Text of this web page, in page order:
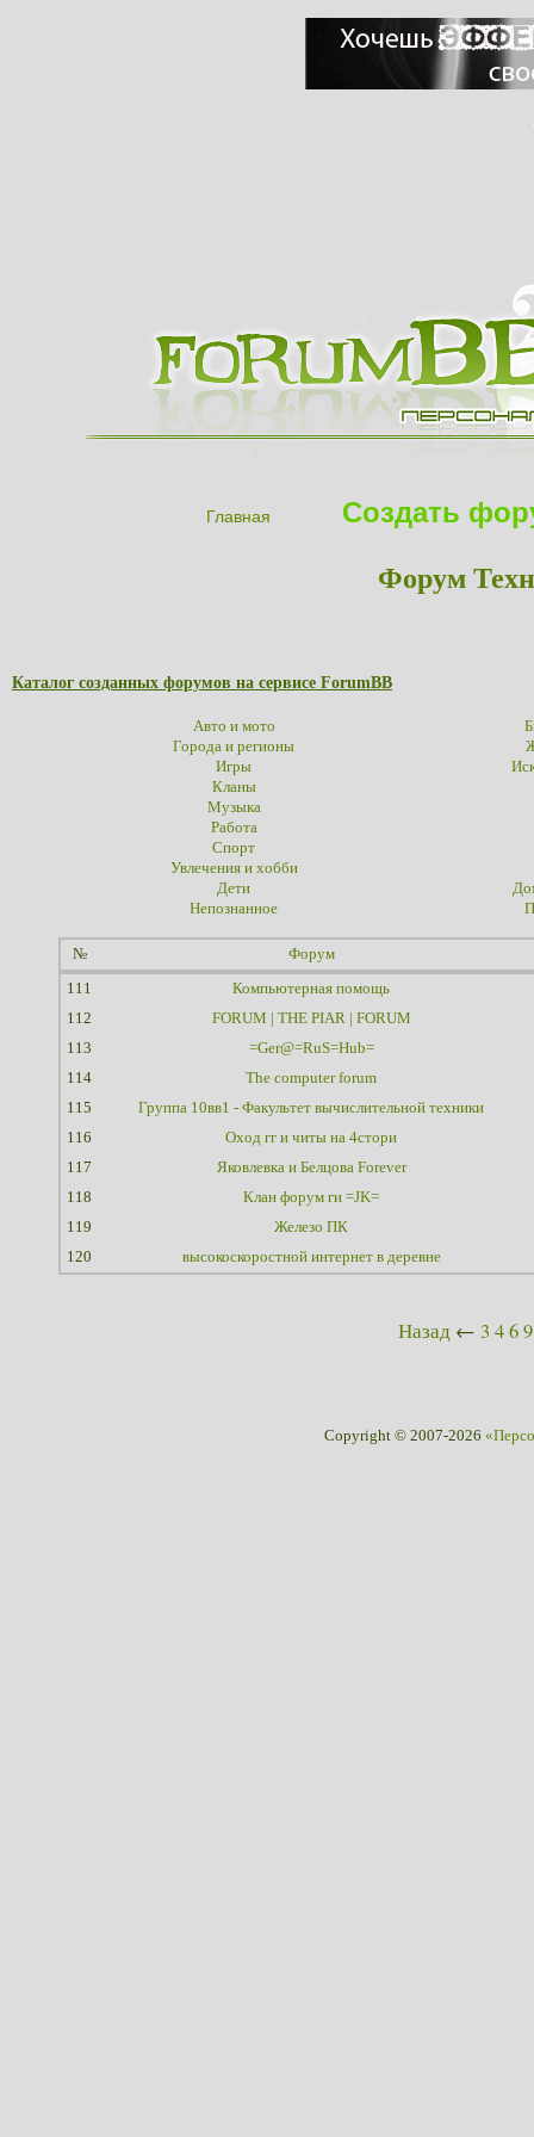
Главная Создать
Форум
Каталог созданных форумов на сервисе ForumBB
Авто и мото
Города и регионы
Игры
Кланы
Музыка
Работа
Спорт
Увлечения и хобби
Дети
Непознанное
№ Форум
111
Компьютерная помощь
112
FORUM | THE PIAR | FORUM
113
=Ger@=RuS=Hub=
114
The computer forum
115
Группа 10вв1 - Факультет вычислительной техники
116
Оход гг и читы на 4стори
117
Яковлевка и Белцова Forever
118
Клан форум ги =JK=
119
Железо ПК
120
высокоскоростной интернет в деревне
Назад ← 3 469
Copyright © 2007-2026